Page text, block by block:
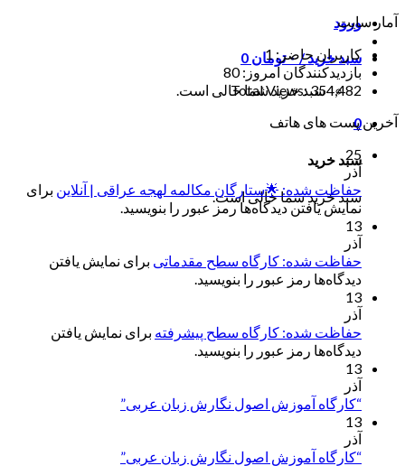
ورود
سبد خرید /۰تومان 0
سبد خرید شما خالی است.
0
سبد خرید
سبد خرید شما خالی است.
آمار سایت
کاربران حاضر: 1
بازدیدکنندگان امروز:80
Total Views:354,482
آخرین پست های هاتف
25
آذر
حفاظت شده: 🌟ستارگان مکالمه لهجه عراقی | آنلاین برای
نمایش یافتن دیدگاه‌ها رمز عبور را بنویسید.
13
آذر
حفاظت شده: کارگاه سطح مقدماتی برای نمایش یافتن
دیدگاه‌ها رمز عبور را بنویسید.
13
آذر
حفاظت شده: کارگاه سطح پیشرفته برای نمایش یافتن
دیدگاه‌ها رمز عبور را بنویسید.
13
آذر
“کارگاه آموزش اصول نگارش زبان عربی”
13
آذر
“کارگاه آموزش اصول نگارش زبان عربی”